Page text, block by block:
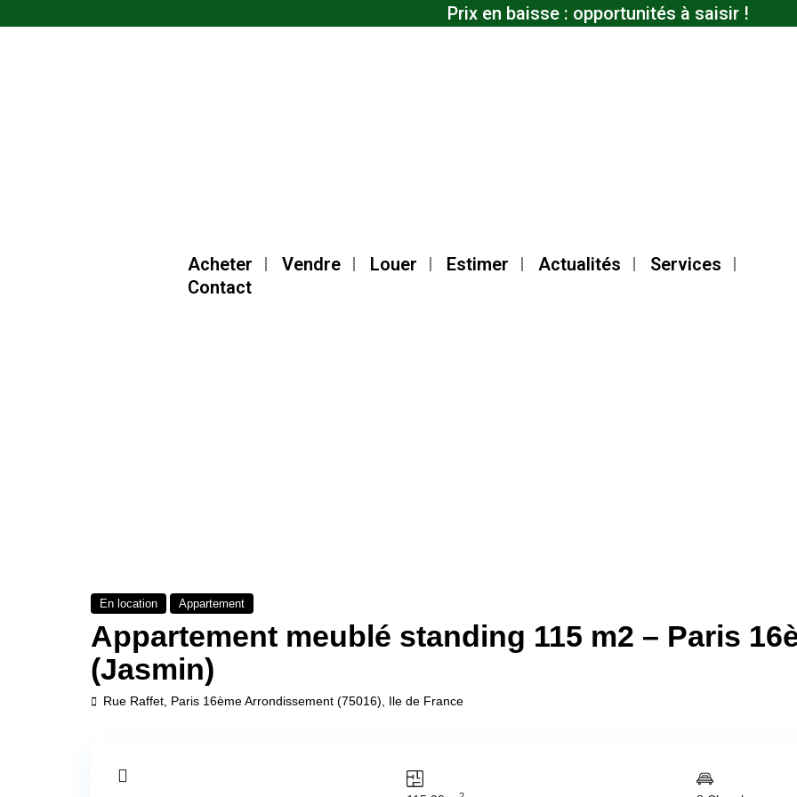
Prix en baisse : opportunités à saisir !
Acheter Vendre Louer Estimer Actualités
Services
Contact
En location Appartement
Appartement meublé standing 115 m2 – Paris
(Jasmin)
Rue Raffet, Paris 16ème Arrondissement (75016) Ile de France